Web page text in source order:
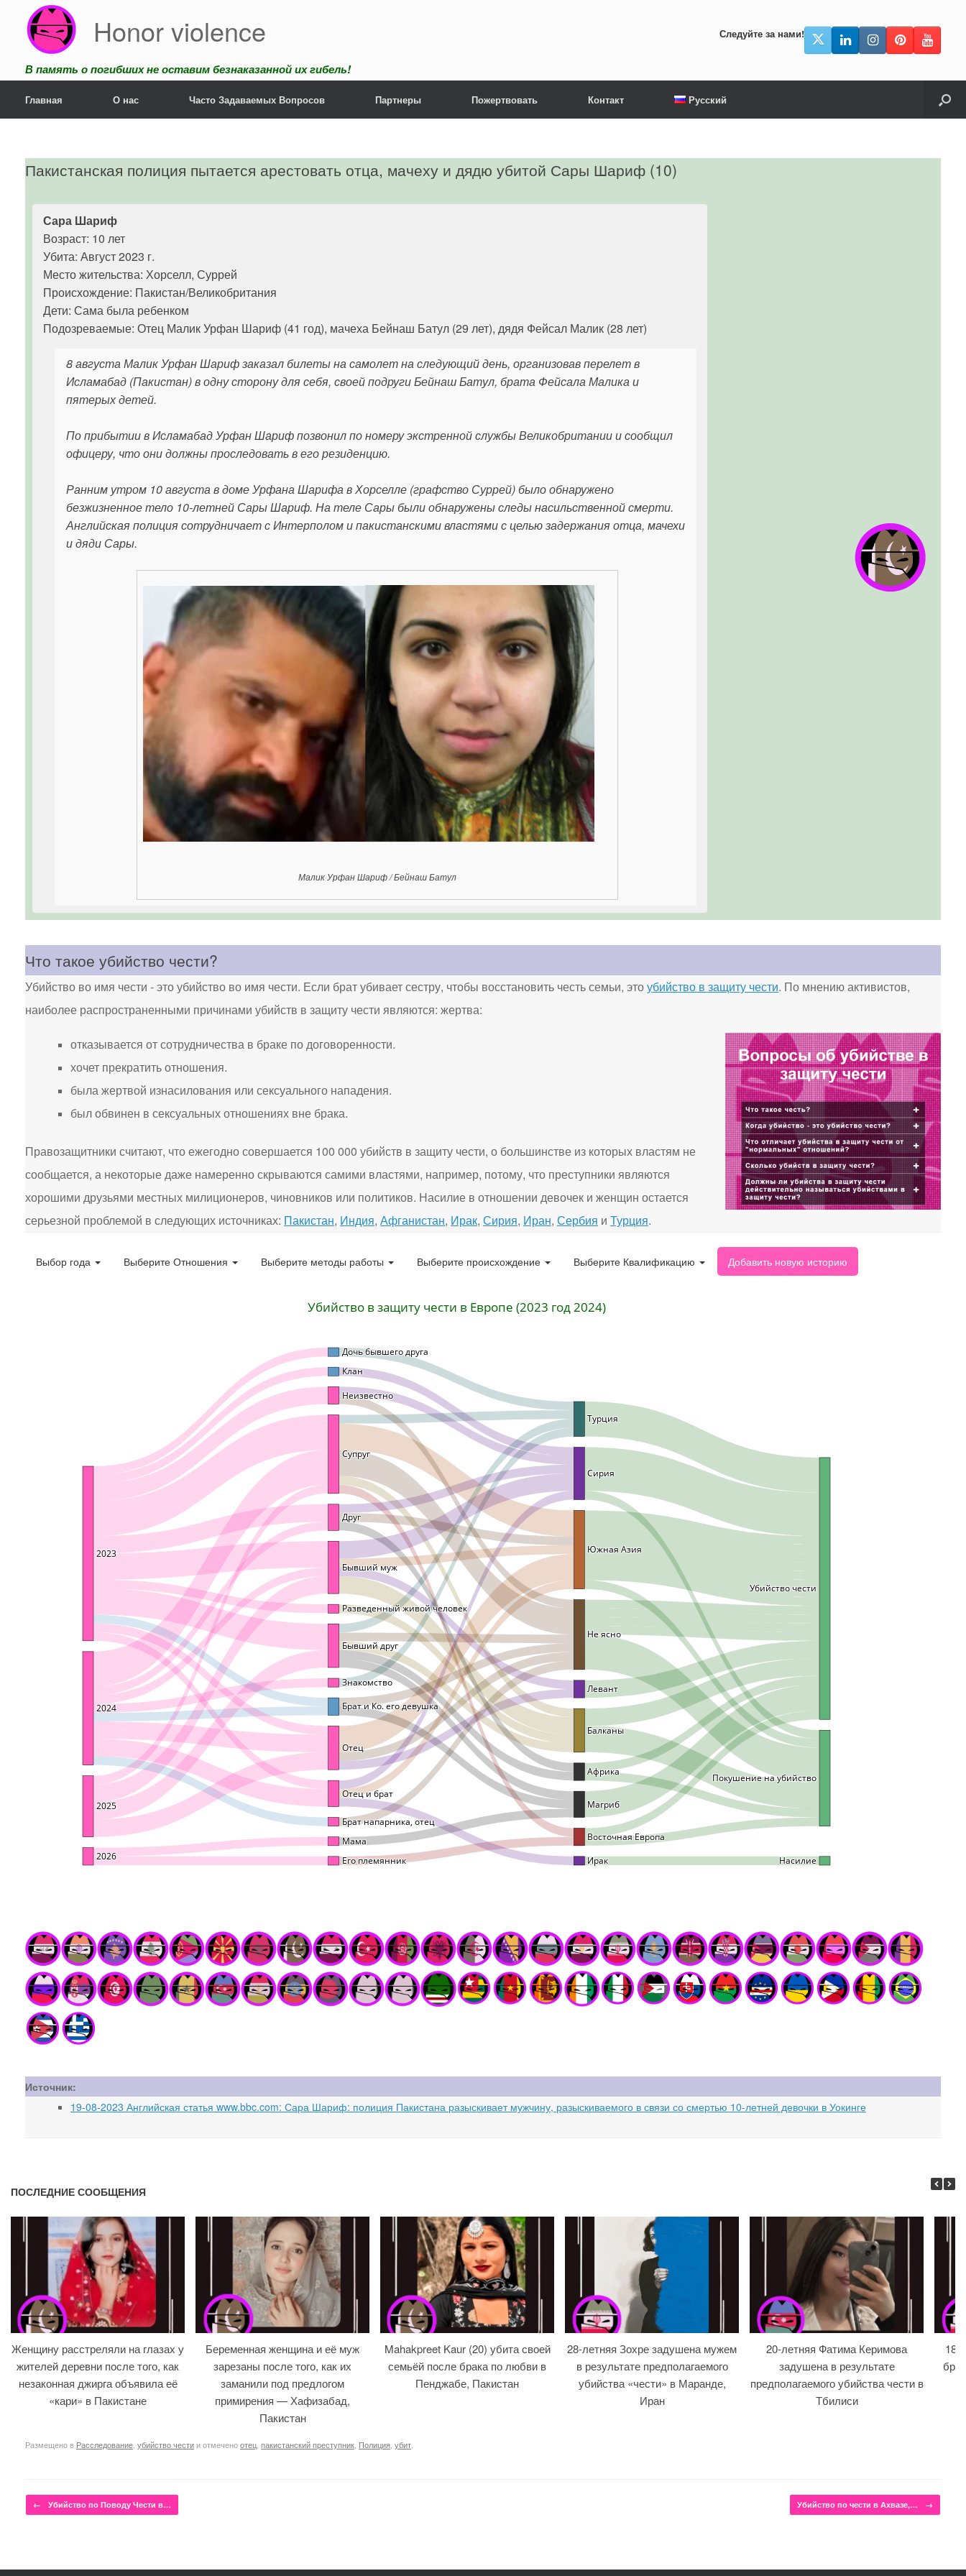
содержанию
Honor violence
В память о погибших не оставим безнаказанной их гибель!
Следуйте за нами!
Главная О нас Часто Задаваемых Вопросов Партнеры Пожертвовать Контакт Русский
Пакистанская полиция пытается арестовать отца, мачеху и дядю убитой Сары Шариф (10)
Сара Шариф
Возраст: 10 лет
Убита: Август 2023 г.
Место жительства: Хорселл, Суррей
Происхождение: Пакистан/Великобритания
Дети: Сама была ребенком
Подозреваемые: Отец Малик Урфан Шариф (41 год), мачеха Бейнаш Батул (29 лет), дядя Фейсал Малик (28 лет)
8 августа Малик Урфан Шариф заказал билеты на самолет на следующий день, организовав перелет в
Исламабад (Пакистан) в одну сторону для себя, своей подруги Бейнаш Батул, брата Фейсала Малика и
пятерых детей.
По прибытии в Исламабад Урфан Шариф позвонил по номеру экстренной службы Великобритании и сообщил
офицеру, что они должны проследовать в его резиденцию.
Ранним утром 10 августа в доме Урфана Шарифа в Хорселле (графство Суррей) было обнаружено
безжизненное тело 10-летней Сары Шариф. На теле Сары были обнаружены следы насильственной смерти.
Английская полиция сотрудничает с Интерполом и пакистанскими властями с целью задержания отца, мачехи
и дяди Сары.
Малик Урфан Шариф / Бейнаш Батул
Что такое убийство чести?
Убийство во имя чести - это убийство во имя чести. Если брат убивает сестру, чтобы восстановить честь семьи, этоубийство в защиту чести. По мнению активистов,
наиболее распространенными причинами убийств в защиту чести являются: жертва:
отказывается от сотрудничества в браке по договоренности.
хочет прекратить отношения.
была жертвой изнасилования или сексуального нападения.
был обвинен в сексуальных отношениях вне брака.
Правозащитники считают, что ежегодно совершается 100 000 убийств в защиту чести, о большинстве из которых властям не
сообщается, а некоторые даже намеренно скрываются самими властями, например, потому, что преступники являются
хорошими друзьями местных милиционеров, чиновников или политиков. Насилие в отношении девочек и женщин остается
серьезной проблемой в следующих источниках: Пакистан, Индия, Афганистан, Ирак, Сирия, Иран, Сербия и Турция.
Источник:
19-08-2023 Английская статья www.bbc.com: Сара Шариф: полиция Пакистана разыскивает мужчину, разыскиваемого в связи со смертью 10-летней девочки в Уокинге
ПОСЛЕДНИЕ СООБЩЕНИЯ
Женщину расстреляли на глазах у
жителей деревни после того, как
незаконная джирга объявила её
«кари» в Пакистане
Беременная женщина и её муж
зарезаны после того, как их
заманили под предлогом
примирения — Хафизабад,
Пакистан
Mahakpreet Kaur (20) убита своей
семьёй после брака по любви в
Пенджабе, Пакистан
28-летняя Зохре задушена мужем
в результате предполагаемого
убийства «чести» в Маранде,
Иран
20-летняя Фатима Керимова
задушена в результате
предполагаемого убийства чести в
Тбилиси
18-
Размещено в Расследование убийство честии отмеченоотец пакистанский преступник Полиция убит
Навигация по записям
← Убийство по Поводу Чести в… Убийство по чести в Ахвазе,… →